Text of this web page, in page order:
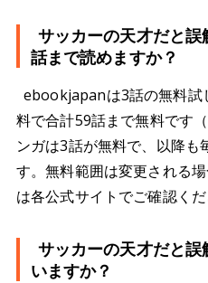
サッカーの天才だと
話まで読めますか？
ebookjapanは3話の無料試
料で合計59話まで無料です
ンガは3話が無料で、以降も
す。無料範囲は変更される
は各公式サイトでご確認くだ
サッカーの天才だと
いますか？